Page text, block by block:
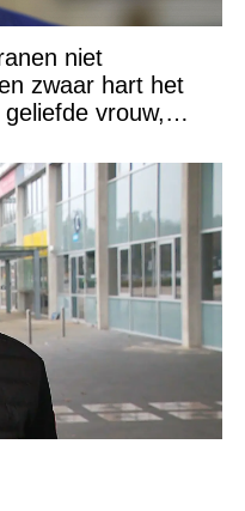
niet
zwaar hart het
vrouw,